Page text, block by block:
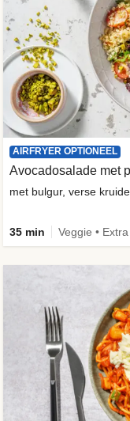
AIRFRYER OPTIONEEL
Avocadosalade met
met bulgur, verse
35 min